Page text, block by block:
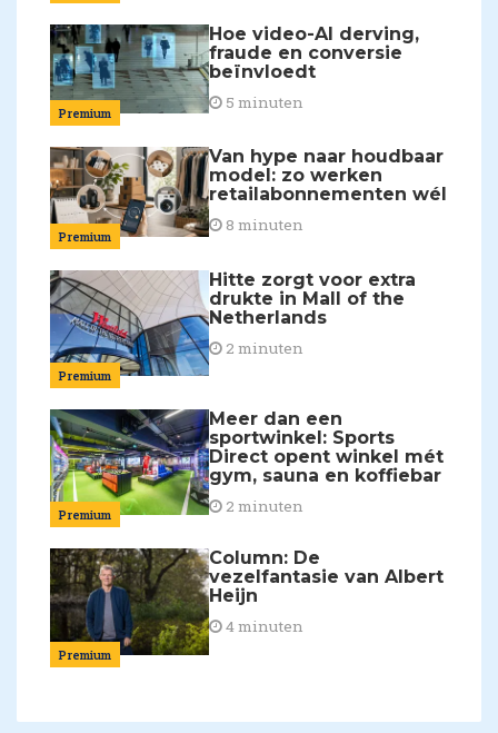
Premium
Hoe video-AI derving,
fraude en conversie
beïnvloedt
5 minuten
Premium
Van hype naar houdbaar
model: zo werken
retailabonnementen wél
8 minuten
Premium
Hitte zorgt voor extra
drukte in Mall of the
Netherlands
2 minuten
Premium
Meer dan een
sportwinkel: Sports
Direct opent winkel mét
gym, sauna en koffiebar
2 minuten
Premium
Column: De
vezelfantasie van Albert
Heijn
4 minuten